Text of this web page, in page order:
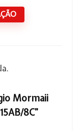
Mormaii
8C”